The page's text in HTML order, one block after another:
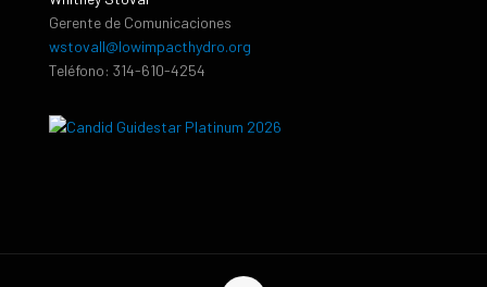
Gerente de Comunicaciones
wstovall@lowimpacthydro.org
Teléfono: 314-610-4254